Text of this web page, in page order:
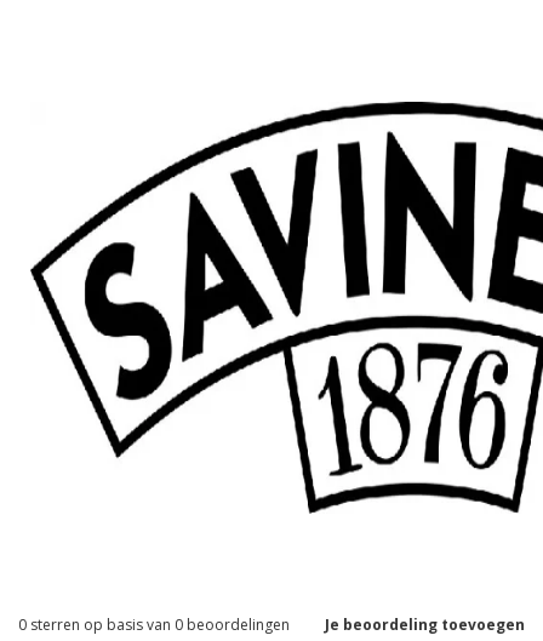
Je beoordeling toevoegen
0 sterren op basis van 0 beoordelingen